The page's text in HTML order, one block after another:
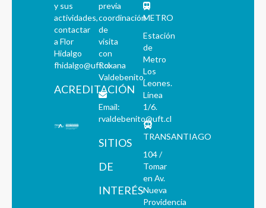
y sus
actividades,
contactar
a Flor
Hidalgo
fhidalgo@uft.cl
ACREDITACIÓN
previa
coordinación
de
visita
con
Roxana
Valdebenito.
Email:
rvaldebenito@uft.cl
SITIOS
DE
INTERÉS
METRO
Estación
de
Metro
Los
Leones.
Línea
1/6.
TRANSANTIAGO
104 /
Tomar
en Av.
Nueva
Providencia